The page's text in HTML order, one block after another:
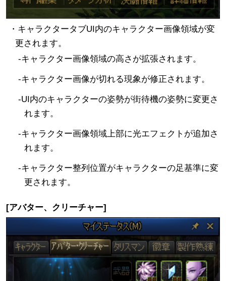
・キャラクタータブUI内のキャラクター画像領域が変
更されます。
-キャラクター画像領域の高さが拡張されます。
-キャラクター画像が切れる現象が修正されます。
-UI内のキャラクターの姿勢が街待機の姿勢に変更さ
れます。
-キャラクター画像領域上部に光エフェクトが追加さ
れます。
-キャラクター整列位置がキャラクターの足基準に変
更されます。
[アバター、クリーチャー]